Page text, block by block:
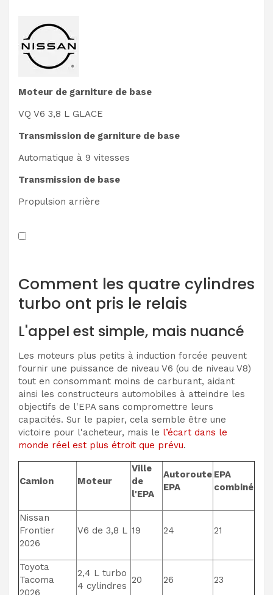
Moteur de garniture de base
VQ V6 3,8 L GLACE
Transmission de garniture de base
Automatique à 9 vitesses
Transmission de base
Propulsion arrière
Comment les quatre cylindres
turbo ont pris le relais
L'appel est simple, mais nuancé
Les moteurs plus petits à induction forcée peuvent
fournir une puissance de niveau V6 (ou de niveau V8)
tout en consommant moins de carburant, aidant
ainsi les constructeurs automobiles à atteindre les
objectifs de l'EPA sans compromettre leurs
capacités. Sur le papier, cela semble être une
victoire pour l'acheteur, mais le l’écart dans le
monde réel est plus étroit que prévu.
Camion Moteur
Ville
de
l'EPA
Autoroute
EPA
EPA
combiné
Nissan
Frontier
2026
V6 de 3,8 L 19 24 21
Toyota
Tacoma
2026
2,4 L turbo
4 cylindres
20 26 23